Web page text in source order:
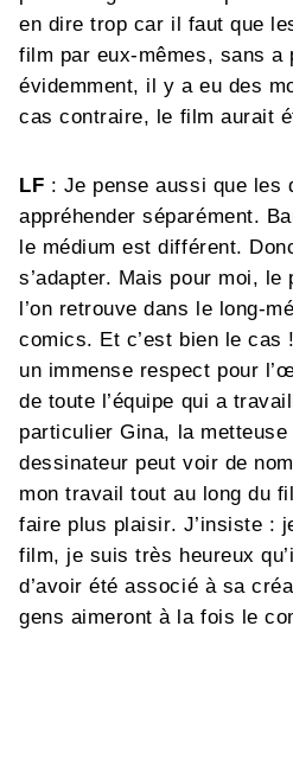
en dire trop car il faut que
film par eux-mêmes, sans a
évidemment, il y a eu des
cas contraire, le film aurait
LF : Je pense aussi que les
appréhender séparément.
le médium est différent.
s’adapter. Mais pour moi,
l’on retrouve dans le long-
comics. Et c’est bien le cas
un immense respect pour
de toute l’équipe qui a
particulier Gina, la
dessinateur peut voir de
mon travail tout au long du
faire plus plaisir. J’insiste :
film, je suis très heureux
d’avoir été associé à sa
gens aimeront à la fois le